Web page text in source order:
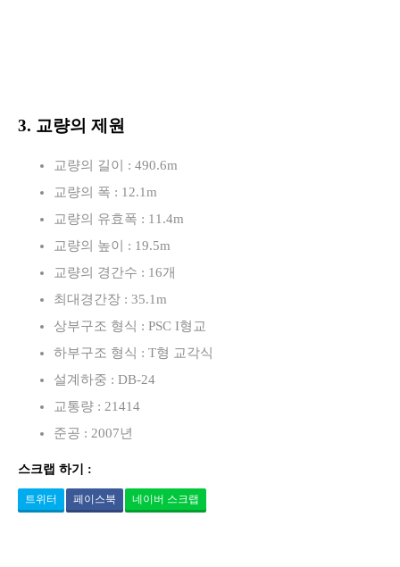
3. 교량의 제원
교량의 길이 : 490.6m
교량의 폭 : 12.1m
교량의 유효폭 : 11.4m
교량의 높이 : 19.5m
교량의 경간수 : 16개
최대경간장 : 35.1m
상부구조 형식 : PSC I형교
하부구조 형식 : T형 교각식
설계하중 : DB-24
교통량 : 21414
준공 : 2007년
스크랩 하기 :
트위터 페이스북 네이버 스크랩